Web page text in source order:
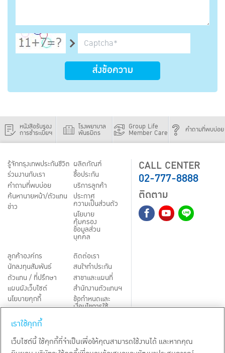
ส่งข้อความ
หนังสือรับรอง
การชำระเบี้ยฯ
โรงพยาบาล
พันธมิตร
Group Life
Member Care คำถามที่พบบ่อย
รู้จักกรุงเทพประกันชีวิต
ร่วมงานกับเรา
คำถามที่พบบ่อย
ค้นหานายหน้า/ตัวแทน
ข่าว
ผลิตภัณฑ์
ชื้อประกัน
บริการลูกค้า
ประกาศ
ความเป็นส่วนตัว
นโยบาย
คุ้มครอง
ข้อมูลส่วน
บุคคล
ลูกค้าองค์กร
นักลงทุนสัมพันธ์
ตัวแทน / ที่ปรึกษา
แผนผังเว็บไซต์
นโยบายคุกกี้
Third-Party Notices
ติดต่อเรา
สนใจทำประกัน
สาขาและแผนที่
สำนักงานตัวแทนฯ
ข้อกำหนดและ
เงื่อนไขการใช้
CALL CENTER
02-777-8888
ติดตาม
TH EN
เราใช้คุกกี้
เว็บไซต์นี้ ใช้คุกกี้ที่จำเป็นเพื่อให้คุณสามารถใช้งานได้ และหากคุณ